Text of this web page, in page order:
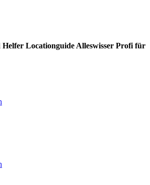
Helfer Locationguide Alleswisser Profi für